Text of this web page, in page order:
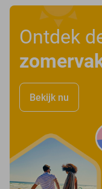
Ontdek
Bekijk nu